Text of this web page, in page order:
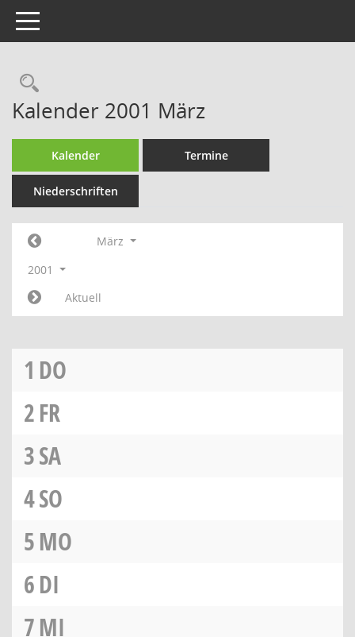
Toggle navigation
Rechercheauswahl
Kalender 2001 März
Kalender Termine
Niederschriften
März
2001
Aktuell
1 DO
2FR
3SA
4SO
5MO
6DI
7MI